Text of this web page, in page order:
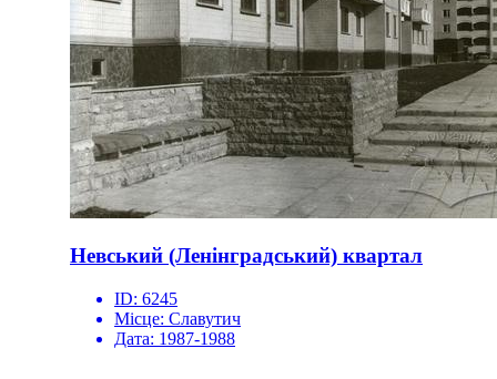
Невський (Ленінградський) квартал
ID: 6245
Місце: Славутич
Дата: 1987-1988